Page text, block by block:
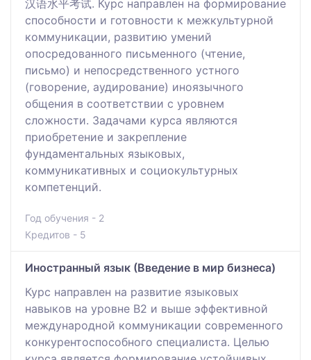
汉语水平考试. Курс направлен на формирование
способности и готовности к межкультурной
коммуникации, развитию умений
опосредованного письменного (чтение,
письмо) и непосредственного устного
(говорение, аудирование) иноязычного
общения в соответствии с уровнем
сложности. Задачами курса являются
приобретение и закрепление
фундаментальных языковых,
коммуникативных и социокультурных
компетенций.
Год обучения - 2
Кредитов - 5
Иностранный язык (Введение в мир бизнеса)
Курс направлен на развитие языковых
навыков на уровне В2 и выше эффективной
международной коммуникации современного
конкурентоспособного специалиста. Целью